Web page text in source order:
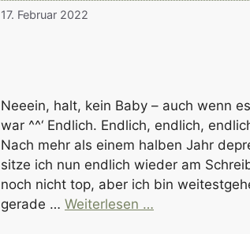
17. Februar 2022
Neeein, halt, kein Baby – auch wenn
war ^^‘ Endlich. Endlich, endlich,
Nach mehr als einem halben Jahr
sitze ich nun endlich wieder am
noch nicht top, aber ich bin
gerade … Weiterlesen …